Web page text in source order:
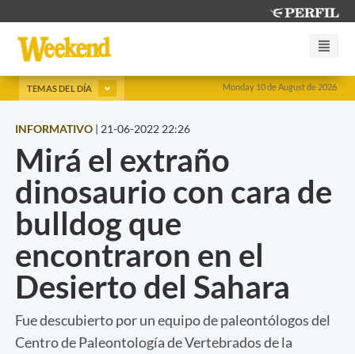
Monday 10 de August de 2026
TEMAS DEL DÍA
INFORMATIVO | 21-06-2022 22:26
Mirá el extraño
dinosaurio con cara de
bulldog que
encontraron en el
Desierto del Sahara
Fue descubierto por un equipo de paleontólogos del
Centro de Paleontología de Vertebrados de la